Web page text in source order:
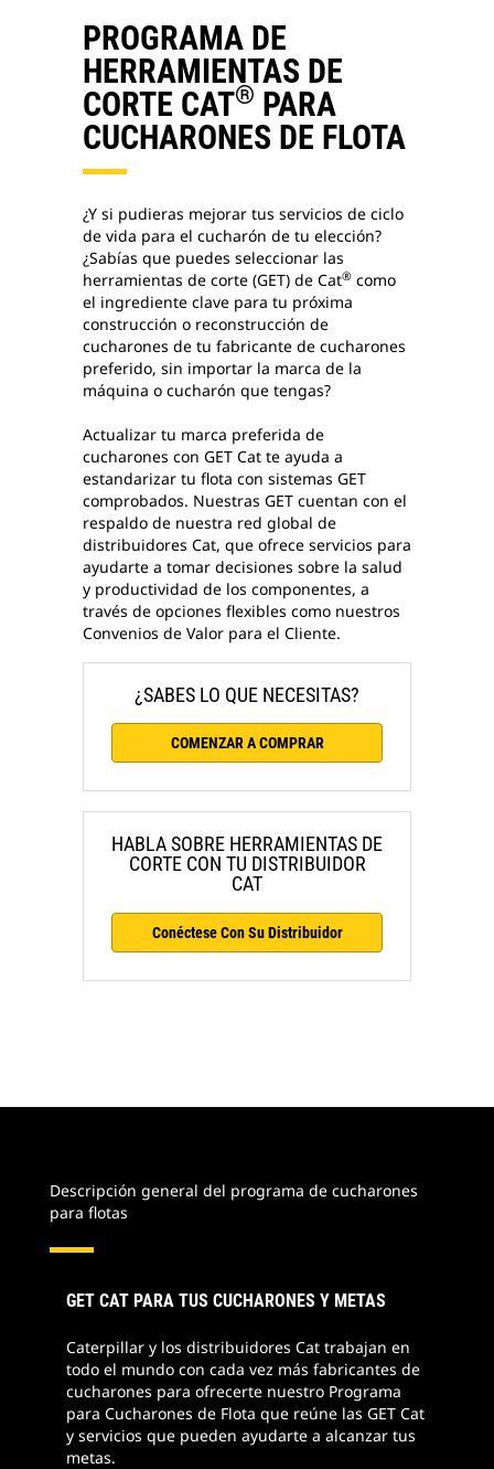
PROGRAMA DE
HERRAMIENTAS DE
CORTE CAT® PARA
CUCHARONES DE FLOTA
¿Y si pudieras mejorar tus servicios de ciclo
de vida para el cucharón de tu elección?
¿Sabías que puedes seleccionar las
herramientas de corte (GET) de Cat® como
el ingrediente clave para tu próxima
construcción o reconstrucción de
cucharones de tu fabricante de cucharones
preferido, sin importar la marca de la
máquina o cucharón que tengas?
Actualizar tu marca preferida de
cucharones con GET Cat te ayuda a
estandarizar tu flota con sistemas GET
comprobados. Nuestras GET cuentan con el
respaldo de nuestra red global de
distribuidores Cat, que ofrece servicios para
ayudarte a tomar decisiones sobre la salud
y productividad de los componentes, a
través de opciones flexibles como nuestros
Convenios de Valor para el Cliente.
¿SABES LO QUE NECESITAS?
COMENZAR A COMPRAR
HABLA SOBRE HERRAMIENTAS DE
CORTE CON TU DISTRIBUIDOR
CAT
Conéctese Con Su Distribuidor
Descripción general del programa de cucharones
para flotas
GET CAT PARA TUS CUCHARONES Y METAS
Caterpillar y los distribuidores Cat trabajan en
todo el mundo con cada vez más fabricantes de
cucharones para ofrecerte nuestro Programa
para Cucharones de Flota que reúne las GET Cat
y servicios que pueden ayudarte a alcanzar tus
metas.